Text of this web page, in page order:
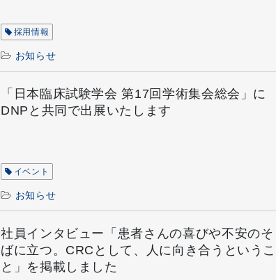
採用情報
お知らせ
「日本臨床試験学会 第17回学術集会総会」に
DNPと共同で出展いたします
イベント
お知らせ
社員インタビュー「患者さんの喜びや不安のそ
ばに立つ。CRCとして、人に向き合うというこ
と」を掲載しました